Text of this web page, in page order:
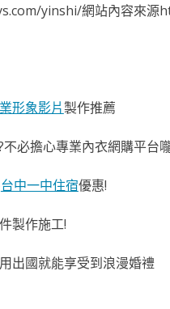
yinshi/網站內容來源
形象影片製作推薦
不必擔心專業內衣網購平台
台中一中住宿優惠!
製作施工!
出國就能享受到浪漫婚禮